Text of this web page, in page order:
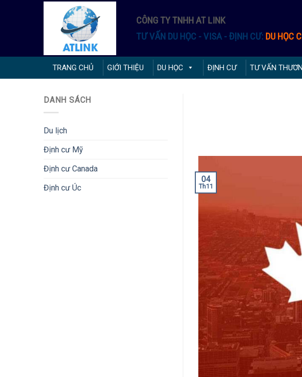
CÔNG TY TNHH AT LINK
TƯ VẤN DU HỌC - VISA - ĐỊNH CƯ: DU HỌC
TRANG CHỦ GIỚI THIỆU DU HỌC ĐỊNH CƯ TƯ VẤN
DANH SÁCH
Du lịch
Định cư Mỹ
Định cư Canada
Định cư Úc
04
Th11